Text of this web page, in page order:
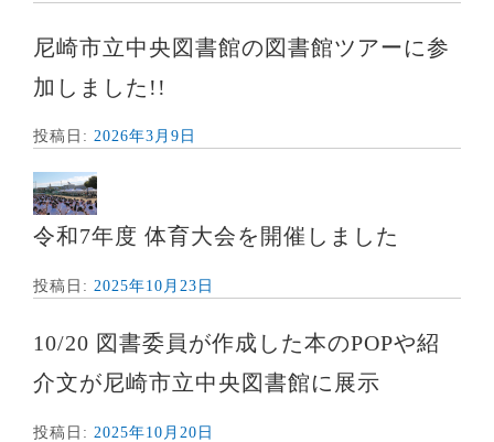
尼崎市立中央図書館の図書館ツアーに参
加しました!!
投稿日: 2026年3月9日
令和7年度 体育大会を開催しました
投稿日: 2025年10月23日
10/20 図書委員が作成した本のPOPや紹
介文が尼崎市立中央図書館に展示
投稿日: 2025年10月20日